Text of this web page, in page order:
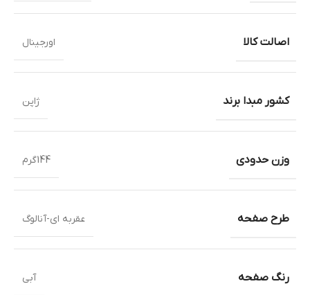
اصالت کالا اورجینال
کشور مبدا برند ژاپن
وزن حدودی 144گرم
طرح صفحه عقربه ای-آنالوگ
رنگ صفحه آبی